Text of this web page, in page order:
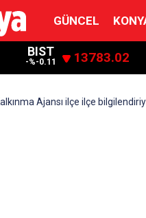
GÜNCEL
BIST
-%-0.11 13783.02
Ajansı ilçe ilçe